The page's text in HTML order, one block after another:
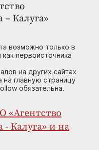
Калуга»
возможно только в
первоисточника
на других сайтах
на главную страницу
обязательна.
«Агентство
- Калуга» и на